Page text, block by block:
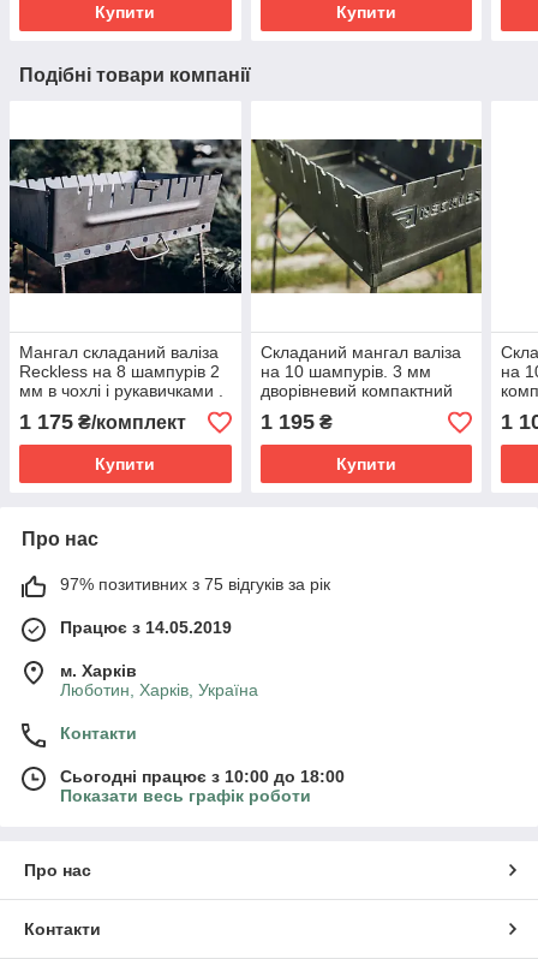
Купити Купити
Подібні товари компанії
Мангал складаний валіза
Reckless на 8 шампурів 2
мм в чохлі і рукавичками .
1 175 ₴/комплект
Купити
Складаний мангал валіза
на 10 шампурів. 3 мм
дворівневий компактний
для шашлику і гриля
1 195₴
Купити
на
1
Про нас
97% позитивних з 75 відгуків за рік
Працює з 14.05.2019
м. Харків
Люботин, Харків, Україна
Контакти
Сьогодні працює з 10:00 до 18:00
Показати весь графік роботи
Про нас
Контакти